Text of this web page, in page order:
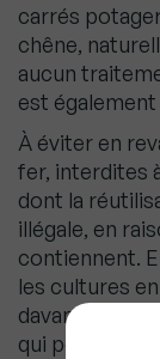
carrés
chêne,
aucun
est
À éviter en
fer, interdites
dont la
illégale, en
contiennent.
les cultures
davantage
qui peut vite